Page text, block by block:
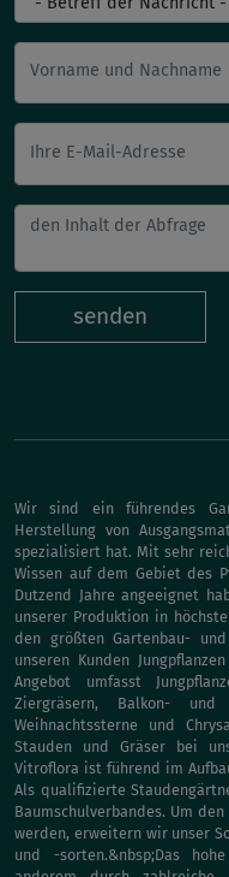
Vorname und Nachname
Ihre E-Mail-Adresse
senden
Wir sind ein führendes
Herstellung von
spezialisiert hat. Mit sehr
Wissen auf dem Gebiet des
Dutzend Jahre angeeignet
unserer Produktion in
den größten Gartenbau-
unseren Kunden
Angebot umfasst
Ziergräsern, Balkon- und
Weihnachtssterne und
Stauden und Gräser bei
Vitroflora ist führend im
Als qualifizierte
Baumschulverbandes. Um
werden, erweitern wir unser
und -sorten.&nbsp;Das